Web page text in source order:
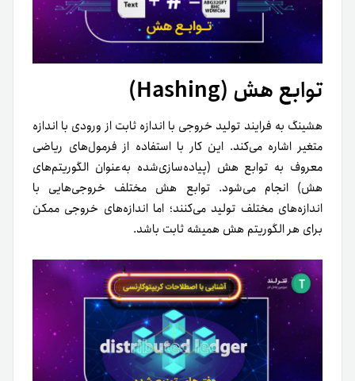
توابع هش (Hashing)
هشینگ به فرایند تولید خروجی‌ با اندازه ثابت از ورودی با اندازه
متغیر اشاره می‌کند. این کار با استفاده از فرمول‌های ریاضی
معروف به توابع هش (پیاده‌سازی‌شده به‌عنوان الگوریتم‌های
هش) انجام می‌شود. توابع هش مختلف خروجی‌هایی با
اندازه‌های مختلف تولید می‌کنند؛ اما اندازه‌های خروجی ممکن
برای هر الگوریتم هش همیشه ثابت باشد.